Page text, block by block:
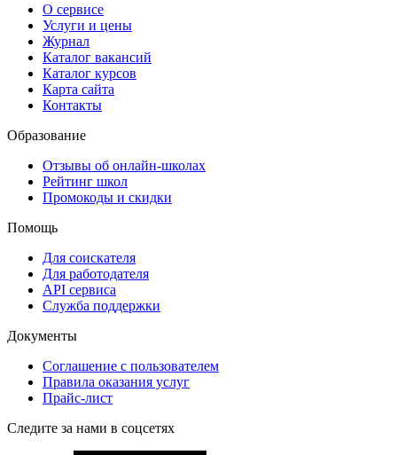
О сервисе
Услуги и цены
Журнал
Каталог вакансий
Каталог курсов
Карта сайта
Контакты
Образование
Отзывы об онлайн-школах
Рейтинг школ
Промокоды и скидки
Помощь
Для соискателя
Для работодателя
API сервиса
Служба поддержки
Документы
Соглашение с пользователем
Правила оказания услуг
Прайс-лист
Следите за нами в соцсетях